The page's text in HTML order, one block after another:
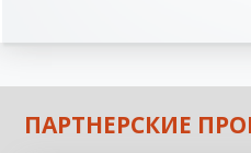
ПАРТНЕРСКИЕ